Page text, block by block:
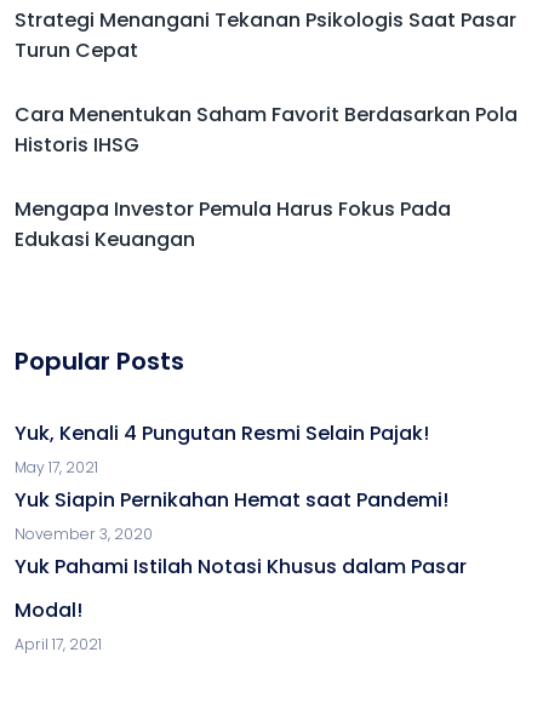
Strategi Menangani Tekanan Psikologis Saat Pasar
Turun Cepat
Cara Menentukan Saham Favorit Berdasarkan Pola
Historis IHSG
Mengapa Investor Pemula Harus Fokus Pada
Edukasi Keuangan
Popular Posts
Yuk, Kenali 4 Pungutan Resmi Selain Pajak!
May 17, 2021
Yuk Siapin Pernikahan Hemat saat Pandemi!
November 3, 2020
Yuk Pahami Istilah Notasi Khusus dalam Pasar
Modal!
April 17, 2021